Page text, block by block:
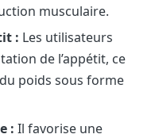
musculaire.
: Les utilisateurs
de l’appétit, ce
poids sous forme
: Il favorise une